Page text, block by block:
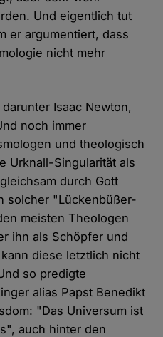
Und eigentlich tut
er argumentiert, dass
nicht mehr
Isaac Newton,
noch immer
und theologisch
Urknall-Singularität als
durch Gott
solcher "Lückenbüßer-
meisten Theologen
ihn als Schöpfer und
diese letztlich nicht
so predigte
alias Papst Benedikt
"Das Universum ist
auch hinter den